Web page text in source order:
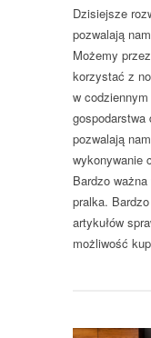
Dzisiejsze
pozwalają
Możemy
korzystać z
w
gospodarstwa
pozwalają
wykonywanie
Bardzo
pralka.
artykułów
możliwość